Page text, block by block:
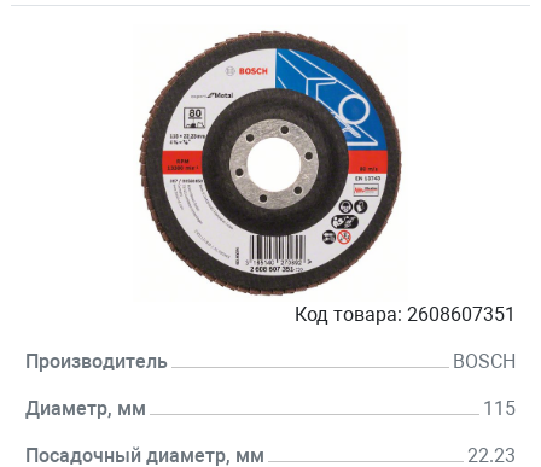
Код товара: 2608607351
Производитель BOSCH
Диаметр, мм 115
Посадочный диаметр, мм 22.23